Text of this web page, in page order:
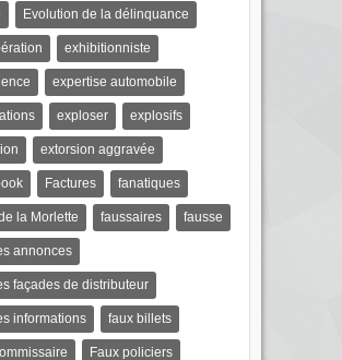
Evolution de la délinquance
exhibitionniste
expertise automobile
exploser explosifs
extorsion aggravée
Factures fanatiques
la Morlette faussaires fausse
annonces
façades de distributeur
informations faux billets
Faux policiers